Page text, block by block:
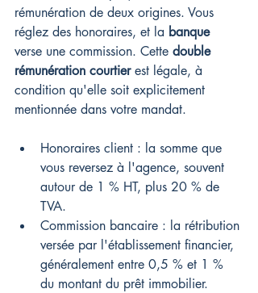
rémunération de deux origines. Vous
réglez des honoraires, et la banque
verse une commission. Cette double
rémunération courtier est légale, à
condition qu'elle soit explicitement
mentionnée dans votre mandat.
Honoraires client : la somme que
vous reversez à l'agence, souvent
autour de 1 % HT, plus 20 % de
TVA.
Commission bancaire : la rétribution
versée par l'établissement financier,
généralement entre 0,5 % et 1 %
du montant du prêt immobilier.